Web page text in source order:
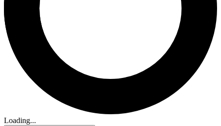
Loading...